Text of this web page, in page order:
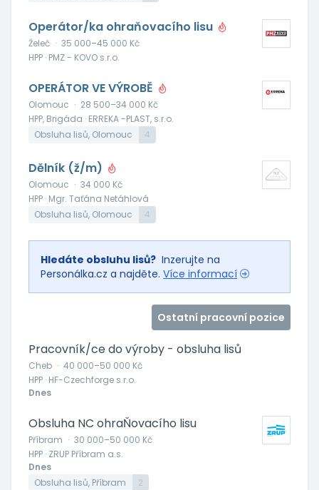
Operátor/ka ohraňovacího lisu
Želeč · 35 000–45 000 Kč
HPP · PMZ - KOVO s.r.o.
OPERÁTOR VE VÝROBĚ
Olomouc · 28 500–34 000 Kč
HPP, Brigáda · ERREKA -PLAST, s.r.o.
Obsluha lisů, Olomouc
4
Dělník (ž/m)
Olomouc · 34 000 Kč
HPP · Mgr. Taťána Netáhlová
Obsluha lisů, Olomouc
4
Hledáte obsluhu lisů? Inzerujte na
Personálka.cz a najděte. Více informací
Ostatní pracovní pozice
Pracovník/ce do výroby - obsluha lisů
Cheb · 40 000–50 000 Kč
HPP · HF-Czechforge s.r.o.
Dnes
Obsluha NC ohraŇovacího lisu
Příbram · 30 000–50 000 Kč
HPP · ZRUP Příbram a.s.
Dnes
Obsluha lisů, Příbram
2